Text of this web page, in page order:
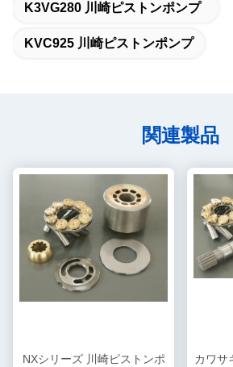
K3VG280 川崎ピストンポンプ
KVC925 川崎ピストンポンプ
関連製品
NXシリーズ 川崎ピストンポ
カワサ